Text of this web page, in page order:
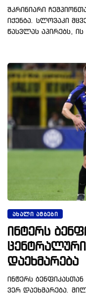
შკრინიარი
იქენბა. სლოვაკი
წასვლას აპირებს, ის
ᲐᲮᲐᲚᲘ ᲐᲛᲑᲔᲑᲘ
ინტერს
დაეხმარება
ინტერს
ვერ დაეხმარება.